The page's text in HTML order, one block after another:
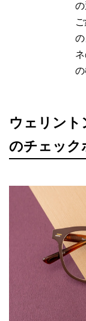
ウェリント
のチェック